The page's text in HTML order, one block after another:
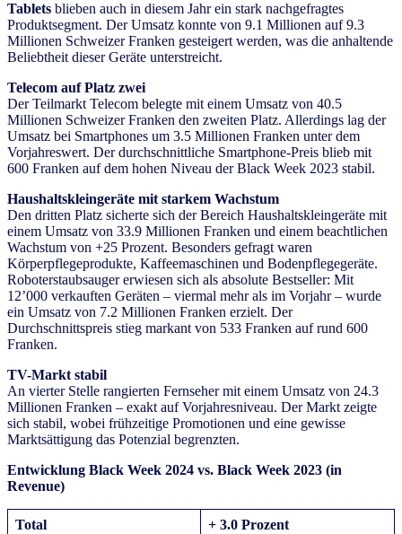
Tablets blieben auch in diesem Jahr ein stark nachgefragtes
Produktsegment. Der Umsatz konnte von 9.1 Millionen auf 9.3
Millionen Schweizer Franken gesteigert werden, was die anhaltende
Beliebtheit dieser Geräte unterstreicht.
Telecom auf Platz zwei
Der Teilmarkt Telecom belegte mit einem Umsatz von 40.5
Millionen Schweizer Franken den zweiten Platz. Allerdings lag der
Umsatz bei Smartphones um 3.5 Millionen Franken unter dem
Vorjahreswert. Der durchschnittliche Smartphone-Preis blieb mit
600 Franken auf dem hohen Niveau der Black Week 2023 stabil.
Haushaltskleingeräte mit starkem Wachstum
Den dritten Platz sicherte sich der Bereich Haushaltskleingeräte mit
einem Umsatz von 33.9 Millionen Franken und einem beachtlichen
Wachstum von +25 Prozent. Besonders gefragt waren
Körperpflegeprodukte, Kaffeemaschinen und Bodenpflegegeräte.
Roboterstaubsauger erwiesen sich als absolute Bestseller: Mit
12’000 verkauften Geräten – viermal mehr als im Vorjahr – wurde
ein Umsatz von 7.2 Millionen Franken erzielt. Der
Durchschnittspreis stieg markant von 533 Franken auf rund 600
Franken.
TV-Markt stabil
An vierter Stelle rangierten Fernseher mit einem Umsatz von 24.3
Millionen Franken – exakt auf Vorjahresniveau. Der Markt zeigte
sich stabil, wobei frühzeitige Promotionen und eine gewisse
Marktsättigung das Potenzial begrenzten.
Entwicklung Black Week 2024 vs. Black Week 2023 (in
Revenue)
Total + 3.0 Prozent